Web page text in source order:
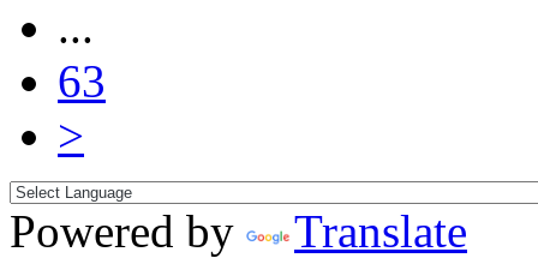
...
63
>
Powered by
Translate